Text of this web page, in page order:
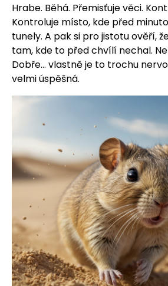
Hrabe. Běhá. Přemisťuje věci.
Kontroluje místo, kde před
tunely. A pak si pro jistotu ověří,
tam, kde to před chvílí nechal.
Dobře... vlastně je to trochu
velmi úspěšná.